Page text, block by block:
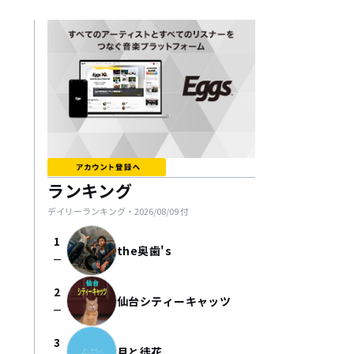
ランキング
デイリーランキング・ 2026/08/09付
1
check_indeterminate_small the奥歯's
2
check_indeterminate_small 仙台シティーキャッツ
3